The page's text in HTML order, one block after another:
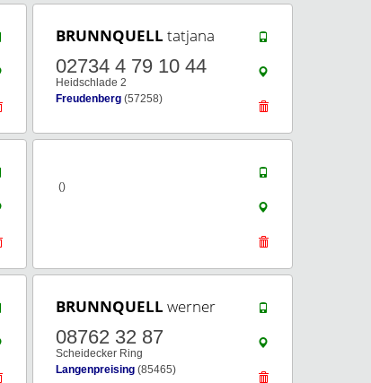
BRUNNQUELL tatjana
02734 4 79 10 44
Heidschlade 2
Freudenberg (57258)
()
BRUNNQUELL werner
08762 32 87
Scheidecker Ring
Langenpreising (85465)